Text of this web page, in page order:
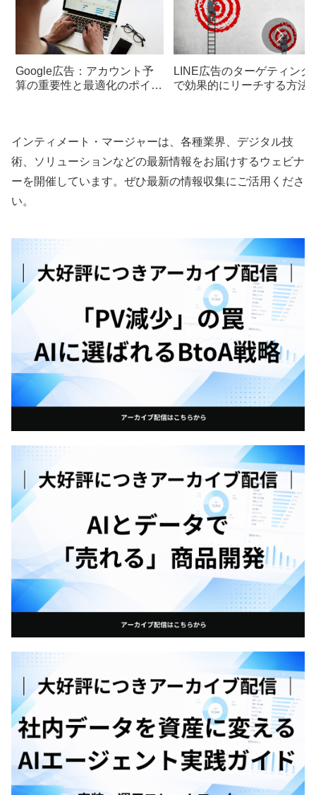
Google広告：アカウント予
算の重要性と最適化のポイン
LINE広告のターゲティング
で効果的にリーチする方法
インティメート・マージャーは、各種業界、デジタル技
術、ソリューションなどの最新情報をお届けするウェビナ
ーを開催しています。ぜひ最新の情報収集にご活用くださ
い。